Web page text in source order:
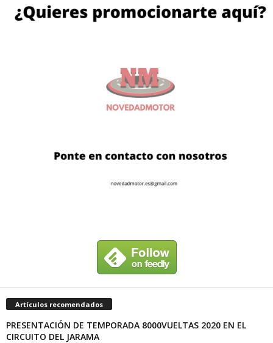
Artículos recomendados
PRESENTACIÓN DE TEMPORADA 8000VUELTAS 2020 EN EL
CIRCUITO DEL JARAMA